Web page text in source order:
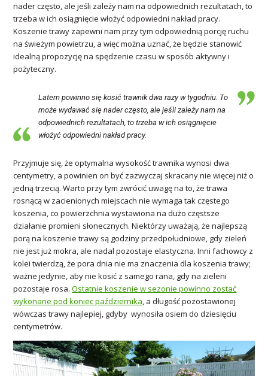
nader często, ale jeśli zależy nam na odpowiednich rezultatach, to
trzeba w ich osiągnięcie włożyć odpowiedni nakład pracy.
Koszenie trawy zapewni nam przy tym odpowiednią porcję ruchu
na świeżym powietrzu, a więc można uznać, że będzie stanowić
idealną propozycję na spędzenie czasu w sposób aktywny i
pożyteczny.
Latem powinno się kosić trawnik dwa razy w tygodniu. To
może wydawać się nader często, ale jeśli zależy nam na
odpowiednich rezultatach, to trzeba w ich osiągnięcie
włożyć odpowiedni nakład pracy.
Przyjmuje się, że optymalna wysokość trawnika wynosi dwa
centymetry, a powinien on być zazwyczaj skracany nie więcej niż o
jedną trzecią. Warto przy tym zwrócić uwagę na to, że trawa
rosnącą w zacienionych miejscach nie wymaga tak częstego
koszenia, co powierzchnia wystawiona na dużo częstsze
działanie promieni słonecznych. Niektórzy uważają, że najlepszą
porą na koszenie trawy są godziny przedpołudniowe, gdy zieleń
nie jest już mokra, ale nadal pozostaje elastyczna. Inni fachowcy z
kolei twierdzą, że pora dnia nie ma znaczenia dla koszenia trawy;
ważne jedynie, aby nie kosić z samego rana, gdy na zieleni
pozostaje rosa.Ostatnie koszenie w sezonie powinno zostać
wykonane pod koniec października, a długość pozostawionej
wówczas trawy najlepiej, gdyby wynosiła osiem do dziesięciu
centymetrów.